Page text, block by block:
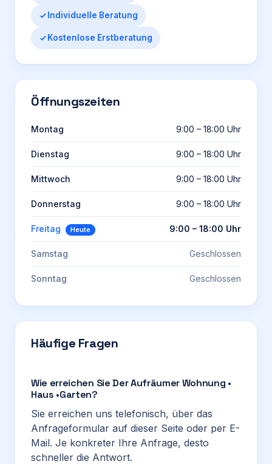
Individuelle Beratung
Kostenlose Erstberatung
Öffnungszeiten
Montag 9:00 – 18:00 Uhr
Dienstag 9:00 – 18:00 Uhr
Mittwoch 9:00 – 18:00 Uhr
Donnerstag 9:00 – 18:00 Uhr
Freitag Heute 9:00 – 18:00 Uhr
Samstag Geschlossen
Sonntag Geschlossen
Häufige Fragen
Wie erreichen Sie Der Aufräumer Wohnung •
Haus •Garten?
Sie erreichen uns telefonisch, über das
Anfrageformular auf dieser Seite oder per E-
Mail. Je konkreter Ihre Anfrage, desto
schneller die Antwort.